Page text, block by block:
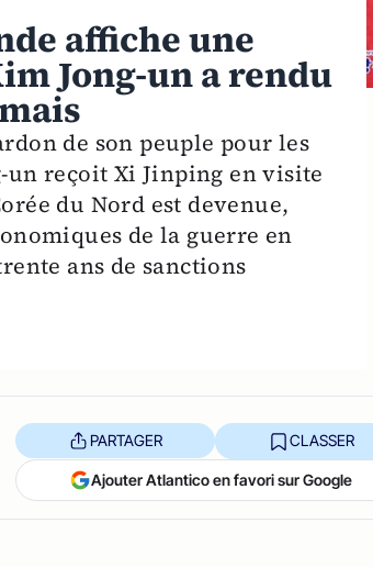
affiche une
Jong-un a rendu
de son peuple pour les
un reçoit Xi Jinping en visite
du Nord est devenue,
de la guerre en
ans de sanctions
PARTAGER CLASSER
Ajouter Atlantico en favori sur Google